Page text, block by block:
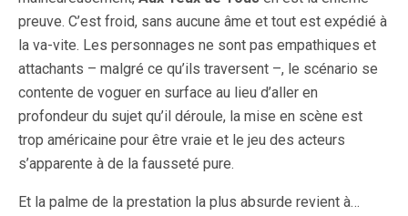
preuve. C’est froid, sans aucune âme et tout est expédié à
la va-vite. Les personnages ne sont pas empathiques et
attachants – malgré ce qu’ils traversent –, le scénario se
contente de voguer en surface au lieu d’aller en
profondeur du sujet qu’il déroule, la mise en scène est
trop américaine pour être vraie et le jeu des acteurs
s’apparente à de la fausseté pure.
Et la palme de la prestation la plus absurde revient à…